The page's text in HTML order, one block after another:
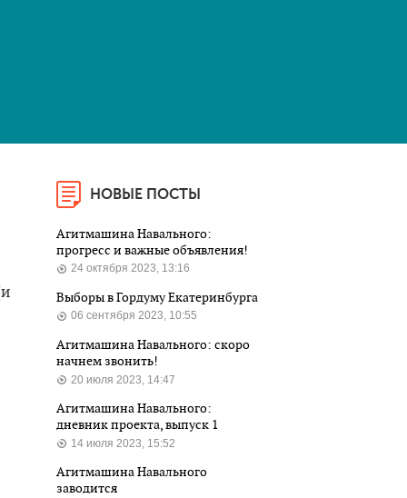
НОВЫЕ ПОСТЫ
Агитмашина Навального:
прогресс и важные объявления!
24 октября 2023, 13:16
Выборы в Гордуму Екатеринбурга
06 сентября 2023, 10:55
Агитмашина Навального: скоро
начнем звонить!
20 июля 2023, 14:47
Агитмашина Навального:
дневник проекта, выпуск 1
14 июля 2023, 15:52
Агитмашина Навального
заводится